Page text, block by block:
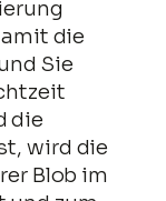
die
Sie
die
wird die
Blob im